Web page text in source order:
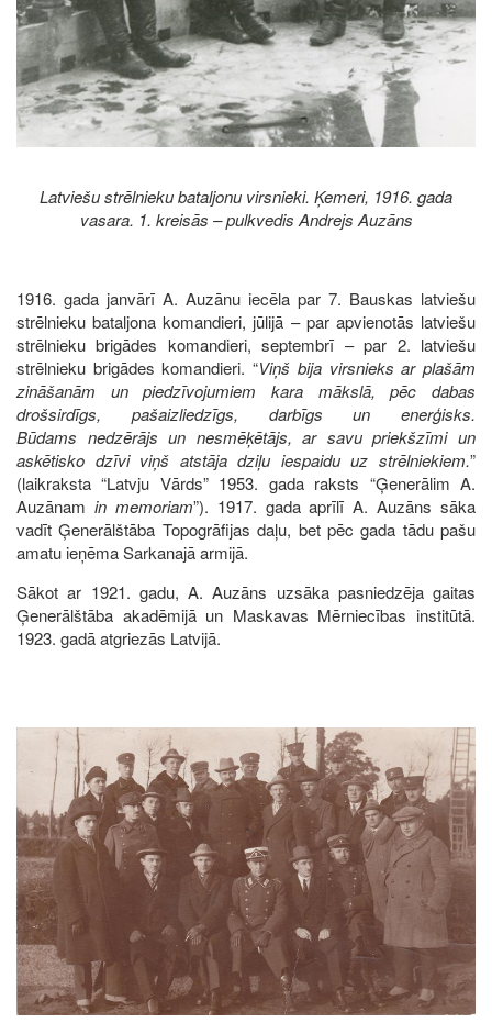
Latviešu strēlnieku bataljonu virsnieki. Ķemeri, 1916. gada
vasara. 1. kreisās – pulkvedis Andrejs Auzāns
1916. gada janvārī A. Auzānu iecēla par 7. Bauskas latviešu
strēlnieku bataljona komandieri, jūlijā – par apvienotās latviešu
strēlnieku brigādes komandieri, septembrī – par 2. latviešu
strēlnieku brigādes komandieri. “Viņš bija virsnieks ar plašām
zināšanām un piedzīvojumiem kara mākslā, pēc dabas
drošsirdīgs, pašaizliedzīgs, darbīgs un enerģisks.
Būdams nedzērājs un nesmēķētājs, ar savu priekšzīmi un
askētisko dzīvi viņš atstāja dziļu iespaidu uz strēlniekiem.”
(laikraksta “Latvju Vārds” 1953. gada raksts “Ģenerālim A.
Auzānam in memoriam”). 1917. gada aprīlī A. Auzāns sāka
vadīt Ģenerālštāba Topogrāfijas daļu, bet pēc gada tādu pašu
amatu ieņēma Sarkanajā armijā.
Sākot ar 1921. gadu, A. Auzāns uzsāka pasniedzēja gaitas
Ģenerālštāba akadēmijā un Maskavas Mērniecības institūtā.
1923. gadā atgriezās Latvijā.
Image